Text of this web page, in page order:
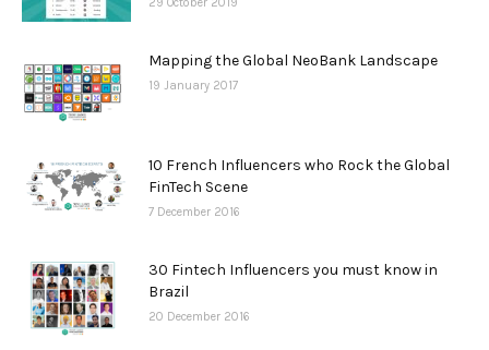
29 October 2019
Mapping the Global NeoBank Landscape
19 January 2017
10 French Influencers who Rock the Global
FinTech Scene
7 December 2016
30 Fintech Influencers you must know in
Brazil
20 December 2016